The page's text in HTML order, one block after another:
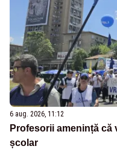
6 aug. 2026, 11:12
Profesorii amenință
școlar